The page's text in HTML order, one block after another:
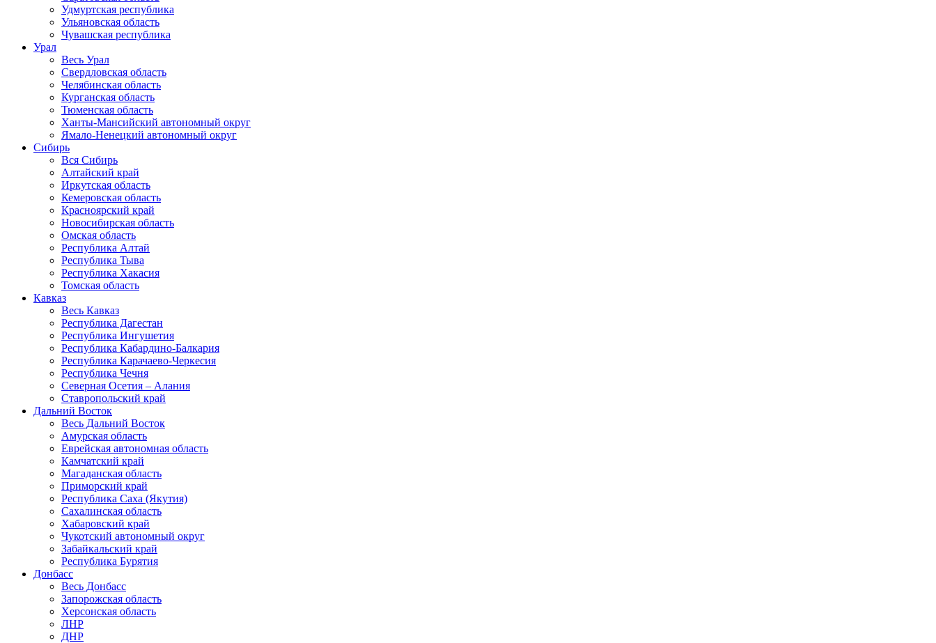
Удмуртская республика
Ульяновская область
Чувашская республика
Урал
Весь Урал
Свердловская область
Челябинская область
Курганская область
Тюменская область
Ханты-Мансийский автономный округ
Ямало-Ненецкий автономный округ
Сибирь
Вся Сибирь
Алтайский край
Иркутская область
Кемеровская область
Красноярский край
Новосибирская область
Омская область
Республика Алтай
Республика Тыва
Республика Хакасия
Томская область
Кавказ
Весь Кавказ
Республика Дагестан
Республика Ингушетия
Республика Кабардино-Балкария
Республика Карачаево-Черкесия
Республика Чечня
Северная Осетия – Алания
Ставропольский край
Дальний Восток
Весь Дальний Восток
Амурская область
Еврейская автономная область
Камчатский край
Магаданская область
Приморский край
Республика Саха (Якутия)
Сахалинская область
Хабаровский край
Чукотский автономный округ
Забайкальский край
Республика Бурятия
Донбасс
Весь Донбасс
Запорожская область
Херсонская область
ЛНР
ДНР